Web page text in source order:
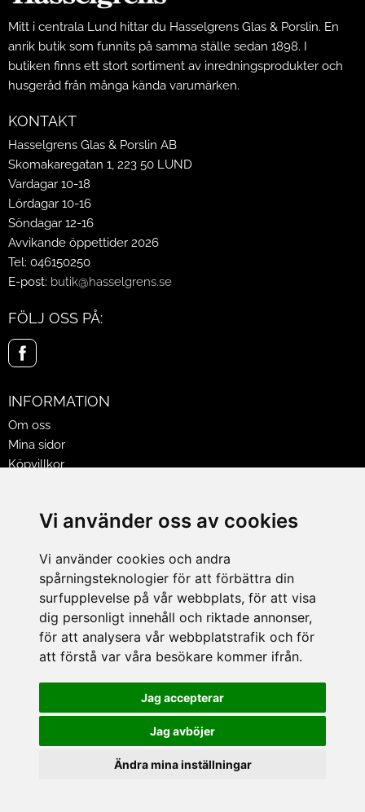
Vi använder oss av cookies
Vi använder cookies och andra
spårningsteknologier för att förbättra din
surfupplevelse på vår webbplats, för att visa
dig personligt innehåll och riktade annonser,
för att analysera vår webbplatstrafik och för
att förstå var våra besökare kommer ifrån.
Jag accepterar
Jag avböjer
Ändra mina inställningar
Mitt i centrala Lund hittar du Hasselgrens Glas & Porslin. En
anrik butik som funnits på samma ställe sedan 1898. I
butiken finns ett stort sortiment av inredningsprodukter och
husgeråd från många kända varumärken.
KONTAKT
Hasselgrens Glas & Porslin AB
Skomakaregatan 1, 223 50 LUND
Vardagar 10-18
Lördagar 10-16
Söndagar 12-16
Avvikande öppettider 2026
Tel: 046150250
E-post: butik@hasselgrens.se
FÖLJ OSS PÅ:
INFORMATION
Om oss
Mina sidor
Köpvillkor
Jobba på Hasselgrens
LEVERANS
BETALNINGSSÄTT
I butiken i Lund kan du betala med Visa, Mastercard, Lund
City presentkort och kontanter.